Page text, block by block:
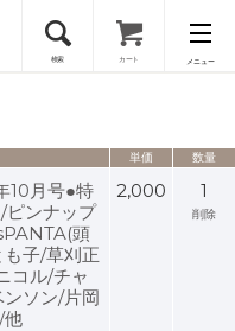
検索 カート メニュー
単価 数量
月号●特
ピンナップ
頭
子/草刈正
コル/チャ
ソン/片岡
他
2,000 1
削除